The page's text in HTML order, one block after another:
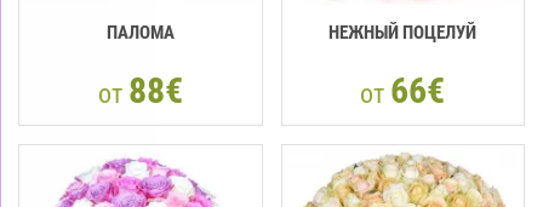
ПАЛОМА
от 88€
НЕЖНЫЙ ПОЦЕЛУЙ
от 66€